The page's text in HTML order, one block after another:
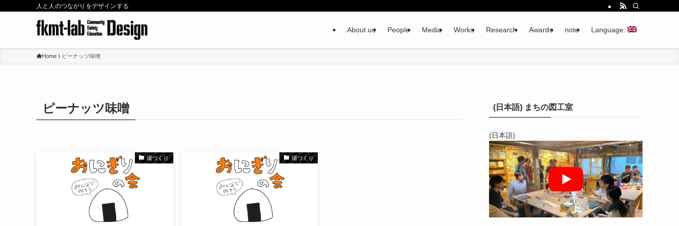
人と人のつながりをデザインする
About us People Media Works Research Awards note Language:
Home ピーナッツ味噌
ピーナッツ味噌
場づくり 場づくり
(日本語) まちの図工室
(日本語)